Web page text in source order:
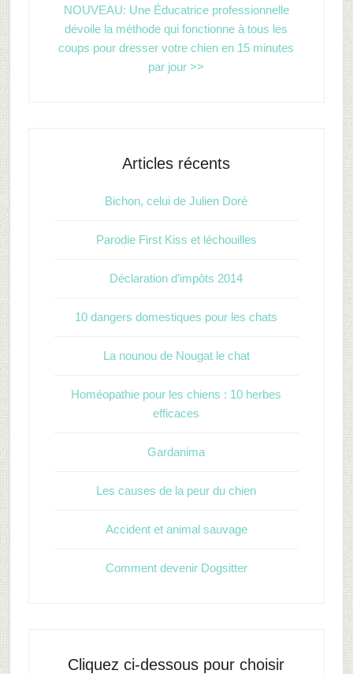
NOUVEAU: Une Éducatrice professionnelle
dévoile la méthode qui fonctionne à tous les
coups pour dresser votre chien en 15 minutes
par jour >>
Articles récents
Bichon, celui de Julien Doré
Parodie First Kiss et léchouilles
Déclaration d’impôts 2014
10 dangers domestiques pour les chats
La nounou de Nougat le chat
Homéopathie pour les chiens : 10 herbes
efficaces
Gardanima
Les causes de la peur du chien
Accident et animal sauvage
Comment devenir Dogsitter
Cliquez ci-dessous pour choisir